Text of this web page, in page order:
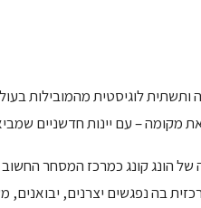
לוגיסטית מהמובילות
מקומה – עם יינות חדשניים
קונג כמרכז המסחר החשוב
בה נפגשים יצרנים, יבואנים,